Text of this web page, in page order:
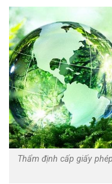
Thẩm định cấp giấy